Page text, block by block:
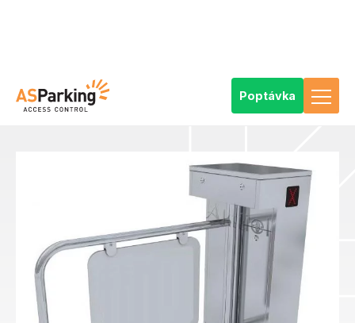
AS Parking Výrobky
Přístupové a vstupenkové systémy
Komponenty přístupových a vstupenkových systémů
Vstupní turnikety
Vstupní branky a rotační turnikety